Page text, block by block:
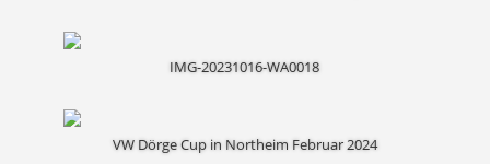
IMG-20231016-WA0018
VW Dörge Cup in Northeim Februar 2024